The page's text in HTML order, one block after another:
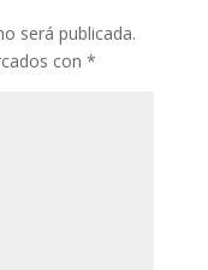
será publicada.
con *